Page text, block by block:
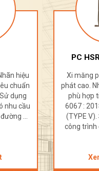
hiệu
chuẩn
dụng
nhu cầu
...
PC
Xi măng
phát cao.
phù hợp
6067 :
(TYPE
công trình